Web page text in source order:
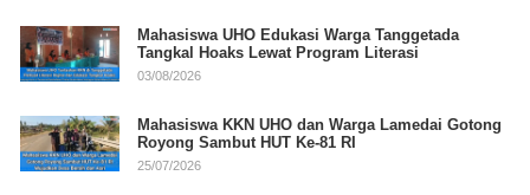
Mahasiswa UHO Edukasi Warga Tanggetada
Tangkal Hoaks Lewat Program Literasi
03/08/2026
Mahasiswa KKN UHO dan Warga Lamedai Gotong
Royong Sambut HUT Ke-81 RI
25/07/2026